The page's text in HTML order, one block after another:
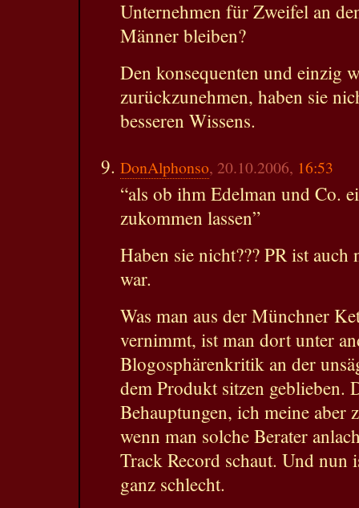
Unternehmen für Zweifel an
Männer bleiben?
Den konsequenten und einzig
zurückzunehmen, haben sie
besseren Wissens.
DonAlphonso, 20.10.2006, 16:53
“als ob ihm Edelman und Co.
zukommen lassen”
Haben sie nicht??? PR ist auch
war.
Was man aus der Münchner
vernimmt, ist man dort unter
Blogosphärenkritik an der
dem Produkt sitzen geblieben.
Behauptungen, ich meine aber
wenn man solche Berater
Track Record schaut. Und nun
ganz schlecht.